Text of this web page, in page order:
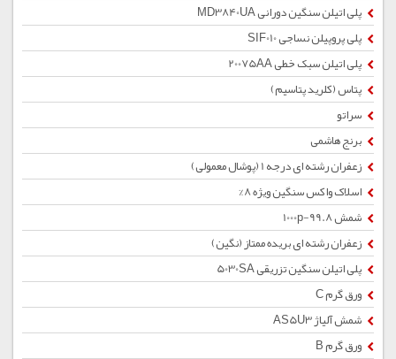
پلی اتیلن سنگین دورانی MD3840UA
پلی پروپیلن نساجی SIF010
پلی اتیلن سبک خطی 20075AA
پتاس (کلرید پتاسیم)
سراتو
برنج هاشمی
زعفران رشته ای درجه 1 (پوشال معمولی)
اسلاک واکس سنگین ویژه 8%
شمش 1000p-99.8
زعفران رشته ای بریده ممتاز (نگین)
پلی اتیلن سنگین تزریقی 5030SA
ورق گرم C
شمش آلیاژ AS5U3
ورق گرم B